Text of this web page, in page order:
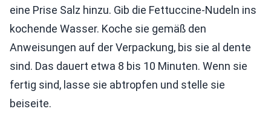
eine Prise Salz hinzu. Gib die Fettuccine-Nudeln ins
kochende Wasser. Koche sie gemäß den
Anweisungen auf der Verpackung, bis sie al dente
sind. Das dauert etwa 8 bis 10 Minuten. Wenn sie
fertig sind, lasse sie abtropfen und stelle sie
beiseite.